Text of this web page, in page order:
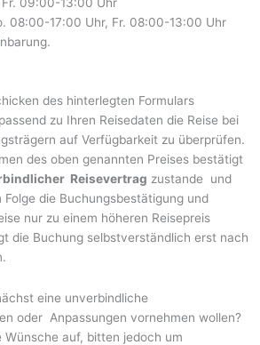
08:00-17:00 Uhr, Fr. 08:00-13:00 Uhr
des hinterlegten Formulars
zu Ihren Reisedaten die Reise bei
auf Verfügbarkeit zu überprüfen.
des oben genannten Preises bestätigt
Reisevertrag zustande und
Folge die Buchungsbestätigung und
nur zu einem höheren Reisepreis
die Buchung selbstverständlich erst nach
eine unverbindliche
oder Anpassungen vornehmen wollen?
Wünsche auf, bitten jedoch um